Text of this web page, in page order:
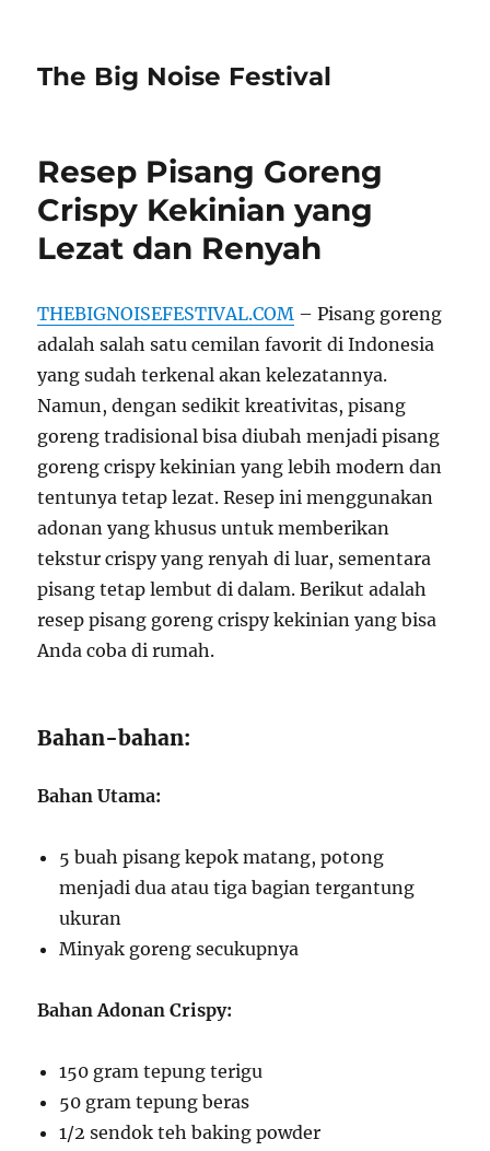
The Big Noise Festival
Resep Pisang Goreng
Crispy Kekinian yang
Lezat dan Renyah
THEBIGNOISEFESTIVAL.COM – Pisang goreng
adalah salah satu cemilan favorit di Indonesia
yang sudah terkenal akan kelezatannya.
Namun, dengan sedikit kreativitas, pisang
goreng tradisional bisa diubah menjadi pisang
goreng crispy kekinian yang lebih modern dan
tentunya tetap lezat. Resep ini menggunakan
adonan yang khusus untuk memberikan
tekstur crispy yang renyah di luar, sementara
pisang tetap lembut di dalam. Berikut adalah
resep pisang goreng crispy kekinian yang bisa
Anda coba di rumah.
Bahan-bahan:
Bahan Utama:
5 buah pisang kepok matang, potong
menjadi dua atau tiga bagian tergantung
ukuran
Minyak goreng secukupnya
Bahan Adonan Crispy:
150 gram tepung terigu
50 gram tepung beras
1/2 sendok teh baking powder